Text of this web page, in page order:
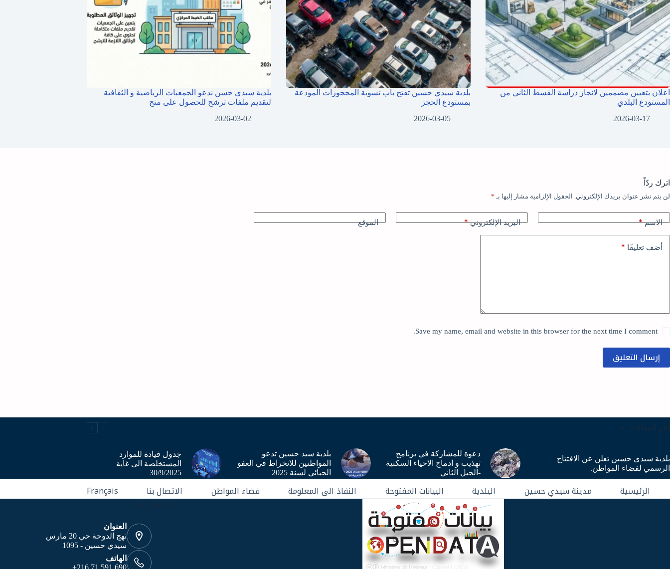
اعلان بتعيين مصممين لانجاز دراسة القسط الثاني من
المستودع البلدي
2026-03-17
بلدية سيدي حسين تفتح باب تسوية المحجوزات المودعة
بمستودع الحجز
2026-03-05
بلدية سيدي حسن ندعو الجمعيات الرياضية و الثقافية
لتقديم ملفات ترشح للحصول على منح
2026-03-02
اترك ردّاً
لن يتم نشر عنوان بريدك الإلكتروني. الحقول الإلزامية مشار إليها بـ *
الاسم* البريد الإلكتروني* الموقع
أضف تعليقًا *
Save my name, email and website in this browser for the next time I comment.
إرسال التعليق
آخر المقالات
بلدية سيدي حسين تعلن عن الافتتاح
الرسمي لفضاء المواطن.
دعوة للمشاركة في برنامج
تهذيب و ادماج الاحياء السكنية
-الجيل الثاني
بلدية سيد حسين تدعو
المواطنين للانخراط في العفو
الجبائي لسنة 2025
جدول قيادة للموارد
المستخلصة الى غاية
30/9/2025
الرئيسية مدينة سيدي حسين البلدية البيانات المفتوحة النفاذ الى المعلومة فضاء المواطن الاتصال بنا Français
العنوان
نهج الدوحة حي 20 مارس
سيدي حسين - 1095
الهاتف
690 591 71 216+